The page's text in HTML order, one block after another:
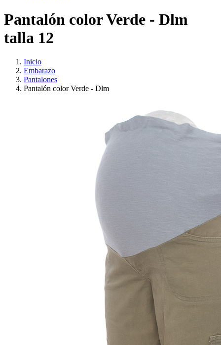
Pantalón color Verde - Dlm
talla 12
Inicio
Embarazo
Pantalones
Pantalón color Verde - Dlm